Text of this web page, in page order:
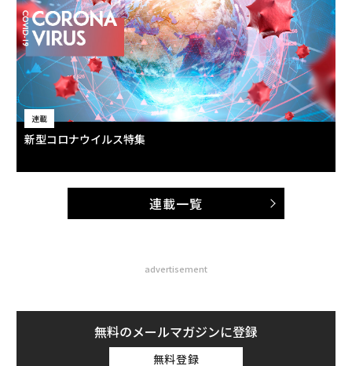
連載
新型コロナウイルス特集
連載一覧
advertisement
無料のメールマガジンに登録
無料登録